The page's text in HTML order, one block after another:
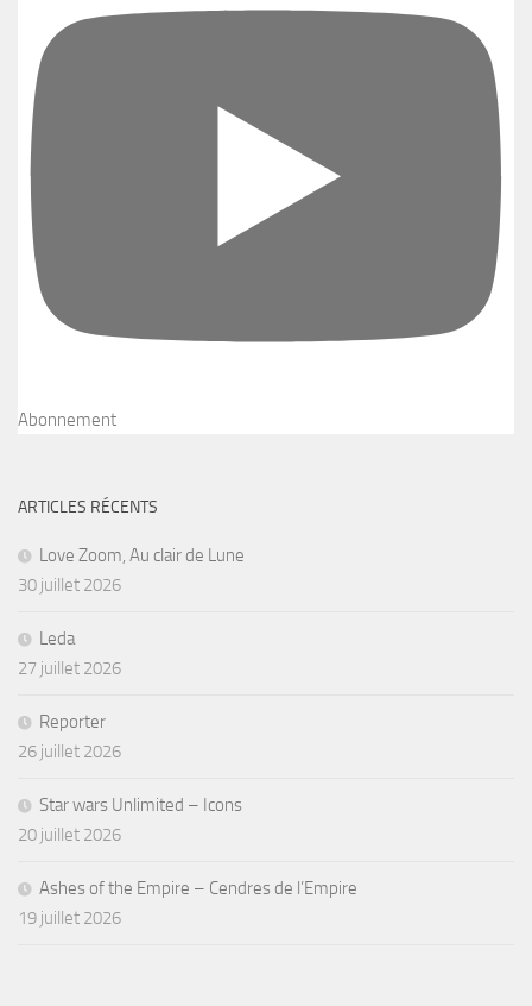
Abonnement
ARTICLES RÉCENTS
Love Zoom, Au clair de Lune
30 juillet 2026
Leda
27 juillet 2026
Reporter
26 juillet 2026
Star wars Unlimited – Icons
20 juillet 2026
Ashes of the Empire – Cendres de l’Empire
19 juillet 2026